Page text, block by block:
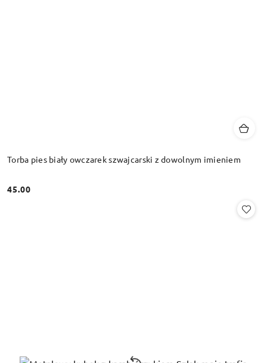
Torba pies biały owczarek szwajcarski z dowolnym imieniem
Cena:
45.00